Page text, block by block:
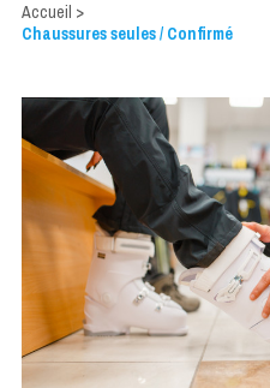
Accueil >
Chaussures seules / Confirmé